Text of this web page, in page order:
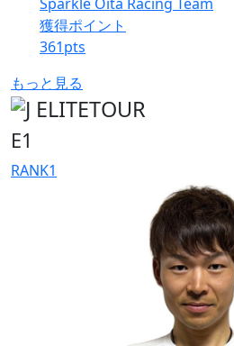
獲得ポイント
361pts
もっと見る
E1
RANK1